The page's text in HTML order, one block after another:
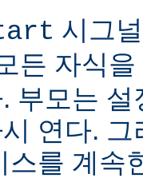
시그
든 자식
부모는
연다.
스를 계속